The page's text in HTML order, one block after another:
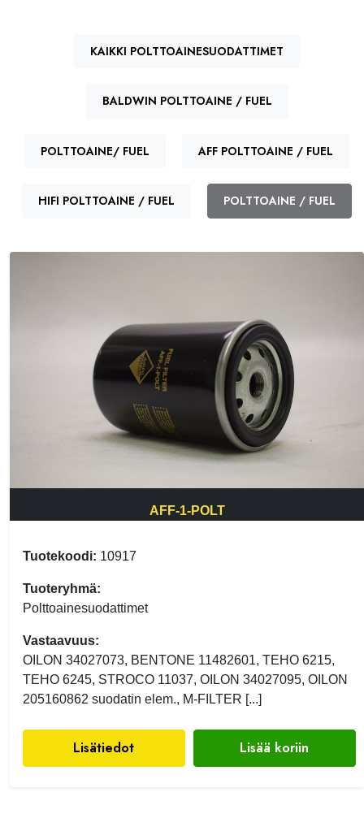
KAIKKI POLTTOAINESUODATTIMET
BALDWIN POLTTOAINE / FUEL
POLTTOAINE/ FUEL AFF POLTTOAINE / FUEL
HIFI POLTTOAINE / FUEL POLTTOAINE / FUEL
AFF-1-POLT
Tuotekoodi: 10917
Tuoteryhmä:
Polttoainesuodattimet
Vastaavuus:
OILON 34027073, BENTONE 11482601, TEHO 6215,
TEHO 6245, STROCO 11037, OILON 34027095, OILON
205160862 suodatin elem., M-FILTER [...]
Lisätiedot Lisää koriin